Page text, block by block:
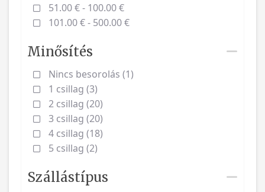
51.00 € - 100.00 €
101.00 € - 500.00 €
Minősítés
Nincs besorolás (1)
1 csillag (3)
2 csillag (20)
3 csillag (20)
4 csillag (18)
5 csillag (2)
Szállástípus